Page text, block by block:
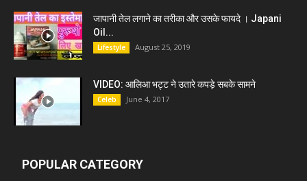
जापानी तेल लगाने का तरीका और उसके फायदे । Japani
Oil...
Lifestyle August 25, 2019
VIDEO: आलिआ भट्ट ने उतारे कपड़े सबके सामने
Celeb June 4, 2017
POPULAR CATEGORY